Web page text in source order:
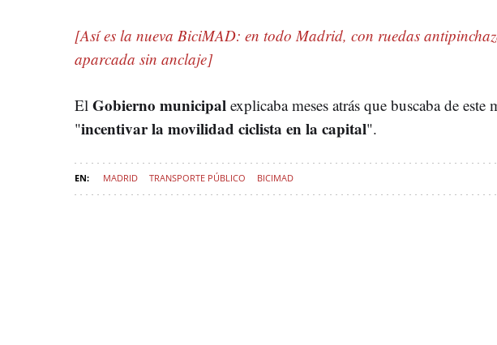
[Así es la nueva BiciMAD: en todo Madrid, con ruedas
aparcada sin anclaje]
El Gobierno municipal explicaba meses atrás que buscaba de este
"incentivar la movilidad ciclista en la capital".
MADRID TRANSPORTE PÚBLICO BICIMAD